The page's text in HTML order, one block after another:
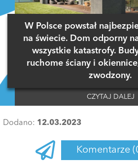
W Polsce powstał
na świecie. Dom odporny
wszystkie katastrofy.
ruchome ściany i
zwodzony.
CZYTAJ DALEJ
Dodano: 12.03.2023
Komentarze